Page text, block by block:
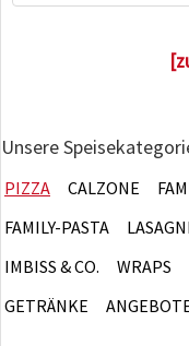
Unsere
PIZZA CALZONE
FAMILY-PASTA
IMBISS & CO.
WRAPS
GETRÄNKE